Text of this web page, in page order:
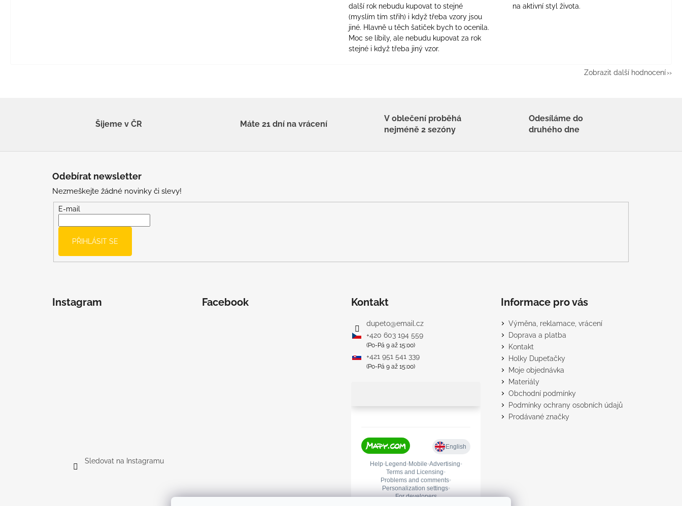
další rok nebudu kupovat to stejné
(myslím tím střih) i když třeba vzory jsou
jiné. Hlavně u těch šatiček bych to ocenila.
Moc se líbily, ale nebudu kupovat za rok
stejné i když třeba jiný vzor.
na aktivní styl života.
Zobrazit další hodnocení
Šijeme v ČR Máte 21 dní na vrácení
V oblečení proběhá
nejméně 2 sezóny
Odesíláme do
druhého dne
Odebírat newsletter
Nezmeškejte žádné novinky či slevy!
E-mail
PŘIHLÁSIT SE
Instagram
Sledovat na Instagramu
Facebook Kontakt
dupeto@email.cz
+420 603 194 559
(Po-Pá 9 až 15:00)
+421 951 541 339
(Po-Pá 9 až 15:00)
Informace pro vás
Výměna, reklamace, vrácení
Doprava a platba
Kontakt
Holky Dupeťačky
Moje objednávka
Materiály
Obchodní podmínky
Podmínky ochrany osobních údajů
Prodávané značky